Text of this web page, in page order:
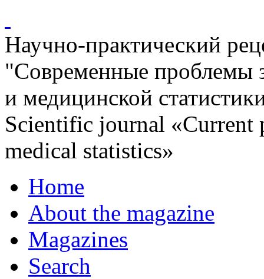
Научно-практический
"Современные проблемы
и медицинской
Scientific journal «Current
medical statistics»
Home
About the magazine
Magazines
Search